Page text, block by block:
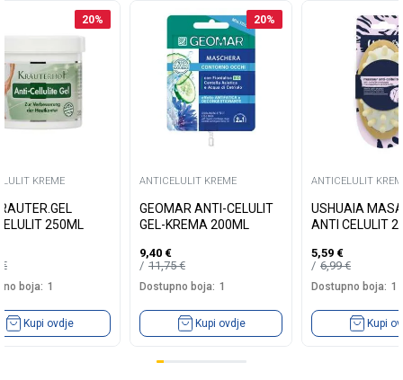
20%
KREME
250ML
€
boja: 1
Kupi ovdje
20%
ANTICELULIT KREME
GEOMAR ANTI-CELULIT
GEL-KREMA 200ML
9,40 €
11,75€
Dostupno boja: 1
Kupi ovdje
ANTICELULIT
USHUAIA
ANTI CELULIT
5,59 €
6,99€
Dostupno boja: 1
Kupi